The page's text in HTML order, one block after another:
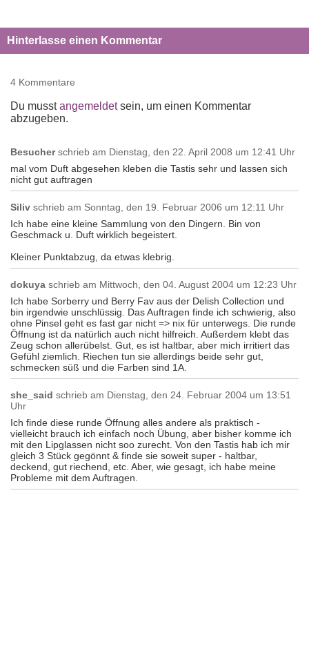
Hinterlasse einen Kommentar
4 Kommentare
Du musstangemeldetsein, um einen Kommentar
abzugeben.
Besucher schrieb am Dienstag, den 22. April 2008 um 12:41 Uhr
mal vom Duft abgesehen kleben die Tastis sehr und lassen sich
nicht gut auftragen
Siliv schrieb am Sonntag, den 19. Februar 2006 um 12:11 Uhr
Ich habe eine kleine Sammlung von den Dingern. Bin von
Geschmack u. Duft wirklich begeistert.
Kleiner Punktabzug, da etwas klebrig.
dokuya schrieb am Mittwoch, den 04. August 2004 um 12:23 Uhr
Ich habe Sorberry und Berry Fav aus der Delish Collection und
bin irgendwie unschlüssig. Das Auftragen finde ich schwierig, also
ohne Pinsel geht es fast gar nicht => nix für unterwegs. Die runde
Öffnung ist da natürlich auch nicht hilfreich. Außerdem klebt das
Zeug schon allerübelst. Gut, es ist haltbar, aber mich irritiert das
Gefühl ziemlich. Riechen tun sie allerdings beide sehr gut,
schmecken süß und die Farben sind 1A.
she_said schrieb am Dienstag, den 24. Februar 2004 um 13:51
Uhr
Ich finde diese runde Öffnung alles andere als praktisch -
vielleicht brauch ich einfach noch Übung, aber bisher komme ich
mit den Lipglassen nicht soo zurecht. Von den Tastis hab ich mir
gleich 3 Stück gegönnt & finde sie soweit super - haltbar,
deckend, gut riechend, etc. Aber, wie gesagt, ich habe meine
Probleme mit dem Auftragen.